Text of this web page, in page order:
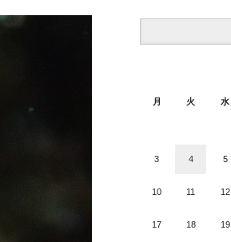
月
火 水
3 4 5
10 11 12
17 18 19